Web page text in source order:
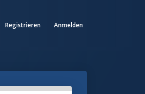
Registrieren Anmelden